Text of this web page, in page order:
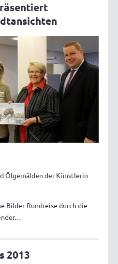
Ölgemälden der Künstlerin
Bilder-Rundreise durch die
2013